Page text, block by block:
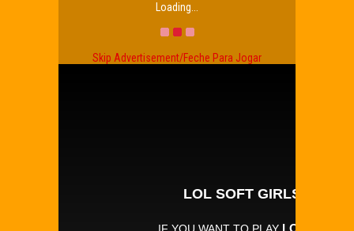
Loading...
Skip Advertisement/Feche Para Jogar